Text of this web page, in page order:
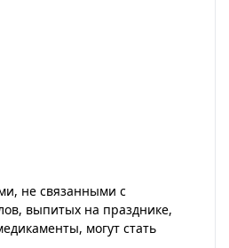
не связанными с
выпитых на празднике,
могут стать